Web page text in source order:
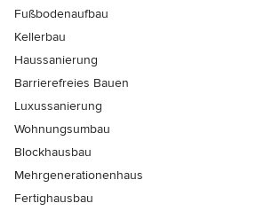
Fußbodenaufbau
Kellerbau
Haussanierung
Barrierefreies Bauen
Luxussanierung
Wohnungsumbau
Blockhausbau
Mehrgenerationenhaus
Fertighausbau